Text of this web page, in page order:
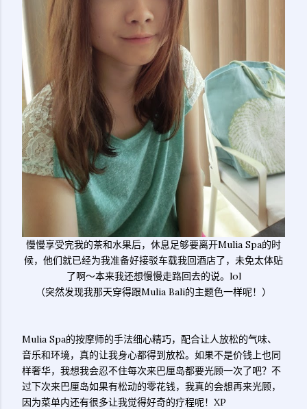
慢慢享受完我的茶和水果后，休息足够要离开Mulia Spa的时
候，他们就已经为我准备好接驳车载我回酒店了，未免太体贴
了啊～本来我还想慢慢走路回去的说。lol
（突然发现我那天穿得跟Mulia Bali的主题色一样呢！）
Mulia Spa的按摩师的手法细心精巧，配合让人放松的气味、
音乐和环境，真的让我身心都得到放松。如果不是价钱上也同
样奢华，我想我会忍不住每次来巴厘岛都要光顾一次了吧？不
过下次来巴厘岛如果有松动的零花钱，我真的会想再来光顾，
因为菜单内还有很多让我觉得好奇的疗程呢！XP